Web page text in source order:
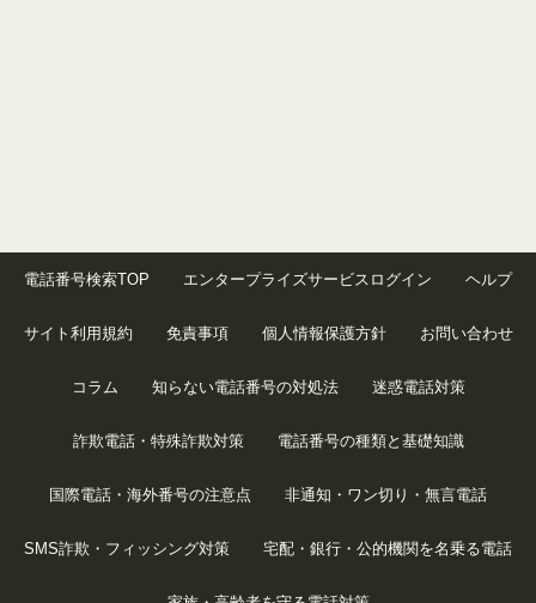
電話番号検索TOP エンタープライズサービスログイン ヘルプ
サイト利用規約 免責事項 個人情報保護方針 お問い合わせ
コラム 知らない電話番号の対処法 迷惑電話対策
詐欺電話・特殊詐欺対策 電話番号の種類と基礎知識
国際電話・海外番号の注意点 非通知・ワン切り・無言電話
SMS詐欺・フィッシング対策 宅配・銀行・公的機関を名乗る電話